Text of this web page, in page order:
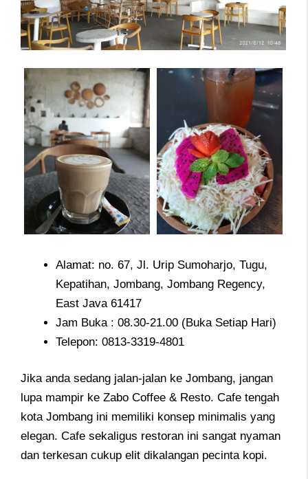
Alamat: no. 67, Jl. Urip Sumoharjo, Tugu,
Kepatihan, Jombang, Jombang Regency,
East Java 61417
Jam Buka : 08.30-21.00 (Buka Setiap Hari)
Telepon: 0813-3319-4801
Jika anda sedang jalan-jalan ke Jombang, jangan
lupa mampir ke Zabo Coffee & Resto. Cafe tengah
kota Jombang ini memiliki konsep minimalis yang
elegan. Cafe sekaligus restoran ini sangat nyaman
dan terkesan cukup elit dikalangan pecinta kopi.